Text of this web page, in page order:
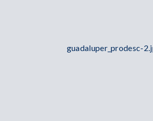
guadaluper_prodesc-